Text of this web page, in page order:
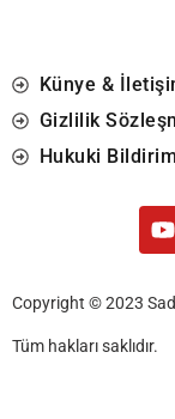
Künye &
Gizlilik
Hukuki Bildirim
Copyright © 2023
Tüm hakları saklıdır.